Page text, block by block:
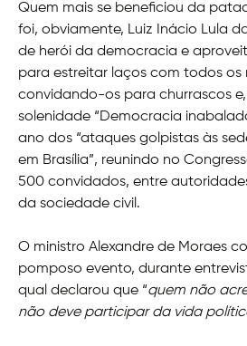
Quem mais se beneficiou da
foi, obviamente, Luiz Inácio Lula
de herói da democracia e
para estreitar laços com todos os
convidando-os para churrascos
solenidade “Democracia
ano dos “ataques golpistas às
em Brasília”, reunindo no
500 convidados, entre
da sociedade civil.
O ministro Alexandre de Moraes
pomposo evento, durante
qual declarou que “quem não
não deve participar da vida